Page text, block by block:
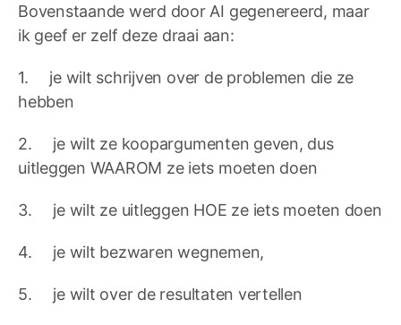
Bovenstaande werd door AI gegenereerd, maar
ik geef er zelf deze draai aan:
1. je wilt schrijven over de problemen die ze
hebben
2. je wilt ze koopargumenten geven, dus
uitleggen WAAROM ze iets moeten doen
3. je wilt ze uitleggen HOE ze iets moeten doen
4. je wilt bezwaren wegnemen,
5. je wilt over de resultaten vertellen